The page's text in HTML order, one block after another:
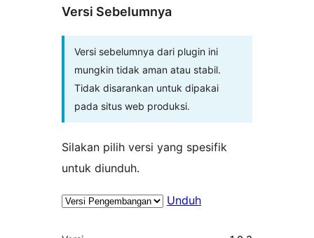
Versi Sebelumnya
Versi sebelumnya dari plugin ini
mungkin tidak aman atau stabil.
Tidak disarankan untuk dipakai
pada situs web produksi.
Silakan pilih versi yang spesifik
untuk diunduh.
Unduh
Meta